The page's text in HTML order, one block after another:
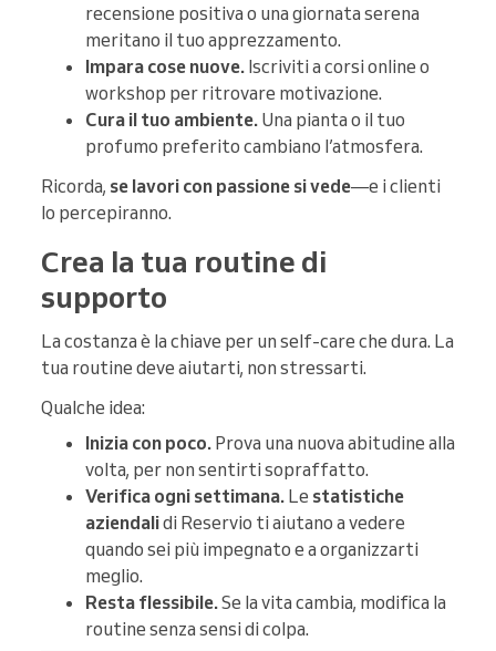
recensione positiva o una giornata serena
meritano il tuo apprezzamento.
Impara cose nuove. Iscriviti a corsi online o
workshop per ritrovare motivazione.
Cura il tuo ambiente. Una pianta o il tuo
profumo preferito cambiano l’atmosfera.
Ricorda, se lavori con passione si vede—e i clienti
lo percepiranno.
Crea la tua routine di
supporto
La costanza è la chiave per un self-care che dura. La
tua routine deve aiutarti, non stressarti.
Qualche idea:
Inizia con poco. Prova una nuova abitudine alla
volta, per non sentirti sopraffatto.
Verifica ogni settimana. Le statistiche
aziendalidi Reservio ti aiutano a vedere
quando sei più impegnato e a organizzarti
meglio.
Resta flessibile.Se la vita cambia, modifica la
routine senza sensi di colpa.